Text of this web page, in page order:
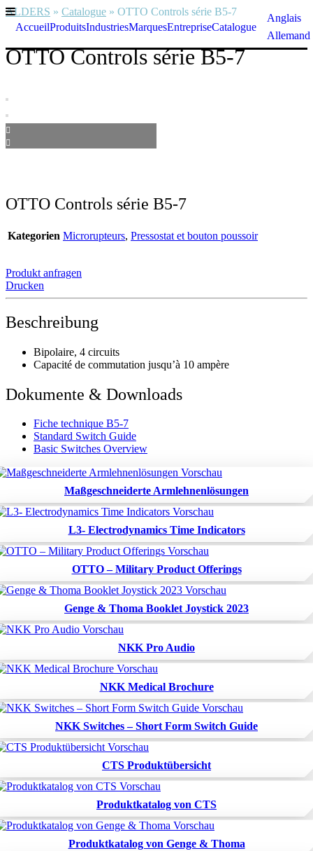
AccueilProduitsIndustriesMarquesEntrepriseCatalogue
Anglais
Allemand
ALDERS » Catalogue » OTTO Controls série B5-7
OTTO Controls série B5-7
OTTO Controls série B5-7
Kategorien Microrupteurs, Pressostat et bouton poussoir
Produkt anfragen
Drucken
Beschreibung
Bipolaire, 4 circuits
Capacité de commutation jusqu’à 10 ampère
Dokumente & Downloads
Fiche technique B5-7
Standard Switch Guide
Basic Switches Overview
Maßgeschneiderte Armlehnenlösungen
L3- Electrodynamics Time Indicators
OTTO – Military Product Offerings
Genge & Thoma Booklet Joystick 2023
NKK Pro Audio
NKK Medical Brochure
NKK Switches – Short Form Switch Guide
CTS Produktübersicht
Produktkatalog von CTS
Produktkatalog von Genge & Thoma